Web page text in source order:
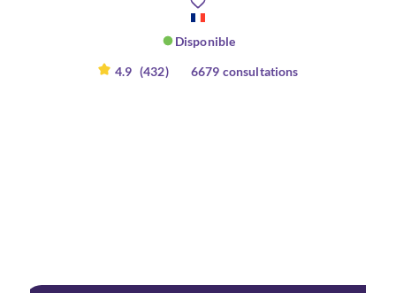
Disponible
4.9 (432) 6679 consultations